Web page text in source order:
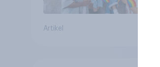
Artikel